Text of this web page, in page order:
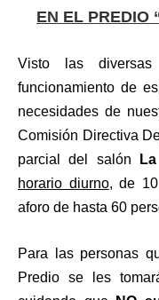
EN EL PREDIO
Visto las diversas
funcionamiento de
necesidades de
Comisión Directiva
parcial del salón
horario diurno, de
aforo de hasta 60
Para las personas
Predio se les